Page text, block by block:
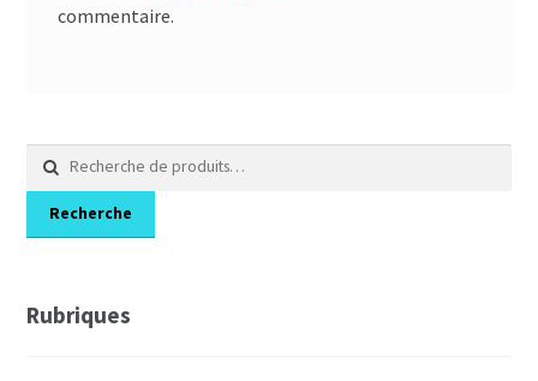
commentaire.
Recherche
pour :
Recherche
Rubriques